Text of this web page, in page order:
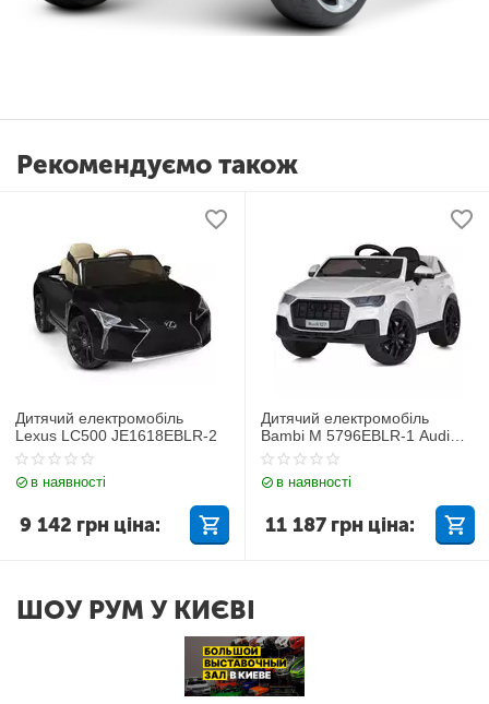
Рекомендуємо також
Дитячий електромобіль
Lexus LC500 JE1618EBLR-2
в наявності
9 142 грн ціна:
Дитячий електромобіль
Bambi M 5796EBLR-1 Audi
Q7
в наявності
11 187 грн ціна:
ШОУ РУМ У КИЄВІ